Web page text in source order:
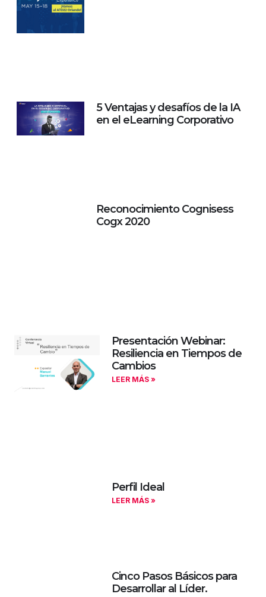
5 Ventajas y desafíos de la IA
en el eLearning Corporativo
Reconocimiento Cognisess
Cogx 2020
Presentación Webinar:
Resiliencia en Tiempos de
Cambios
LEER MÁS »
Perfil Ideal
LEER MÁS »
Cinco Pasos Básicos para
Desarrollar al Líder.